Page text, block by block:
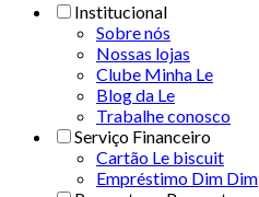
Institucional
Sobre nós
Nossas lojas
Clube Minha Le
Blog da Le
Trabalhe conosco
Serviço Financeiro
Cartão Le biscuit
Empréstimo Dim Dim